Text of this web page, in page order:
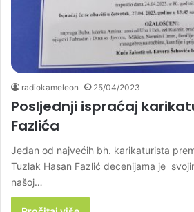
radiokameleon 25/04/2023
Posljednji ispraćaj
Fazlića
Jedan od najvećih bh. karikaturista
Tuzlak Hasan Fazlić decenijama je
našoj…